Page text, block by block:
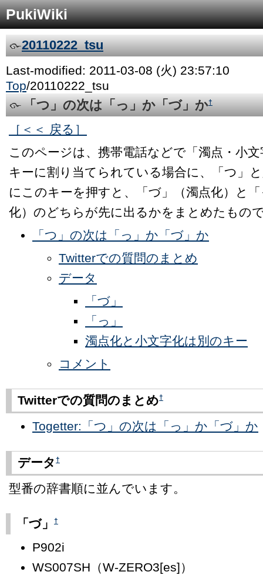
PukiWiki
20110222_tsu
Last-modified: 2011-03-08 (火) 23:57:10
Top/20110222_tsu
「つ」の次は「っ」か「づ」か†
［＜＜ 戻る］
このページは、携帯電話などで「濁点・小
キーに割り当てられている場合に、「つ」
にこのキーを押すと、「づ」（濁点化）と
化）のどちらが先に出るかをまとめたもの
「つ」の次は「っ」か「づ」か
Twitterでの質問のまとめ
データ
「づ」
「っ」
濁点化と小文字化は別のキー
コメント
Twitterでの質問のまとめ†
Togetter:「つ」の次は「っ」か「づ」か
データ †
型番の辞書順に並んでいます。
「づ」 †
P902i
WS007SH（W-ZERO3[es]）